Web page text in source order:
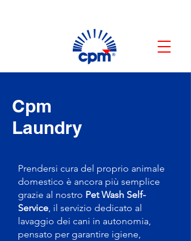
Cpm
Laundry
Prendersi cura del proprio animale
domestico è ancora più semplice
grazie al nostro Pet Wash Self-
Service, il servizio dedicato al
lavaggio dei cani in autonomia,
pensato per garantire igiene,